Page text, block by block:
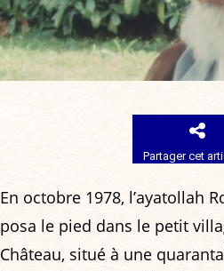
Partager cet
En octobre 1978, l’ayatollah
posa le pied dans le petit
Château, situé à une